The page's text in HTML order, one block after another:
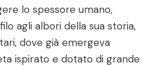
lo spessore umano,
agli albori della sua storia,
dove già emergeva
ispirato e dotato di grande